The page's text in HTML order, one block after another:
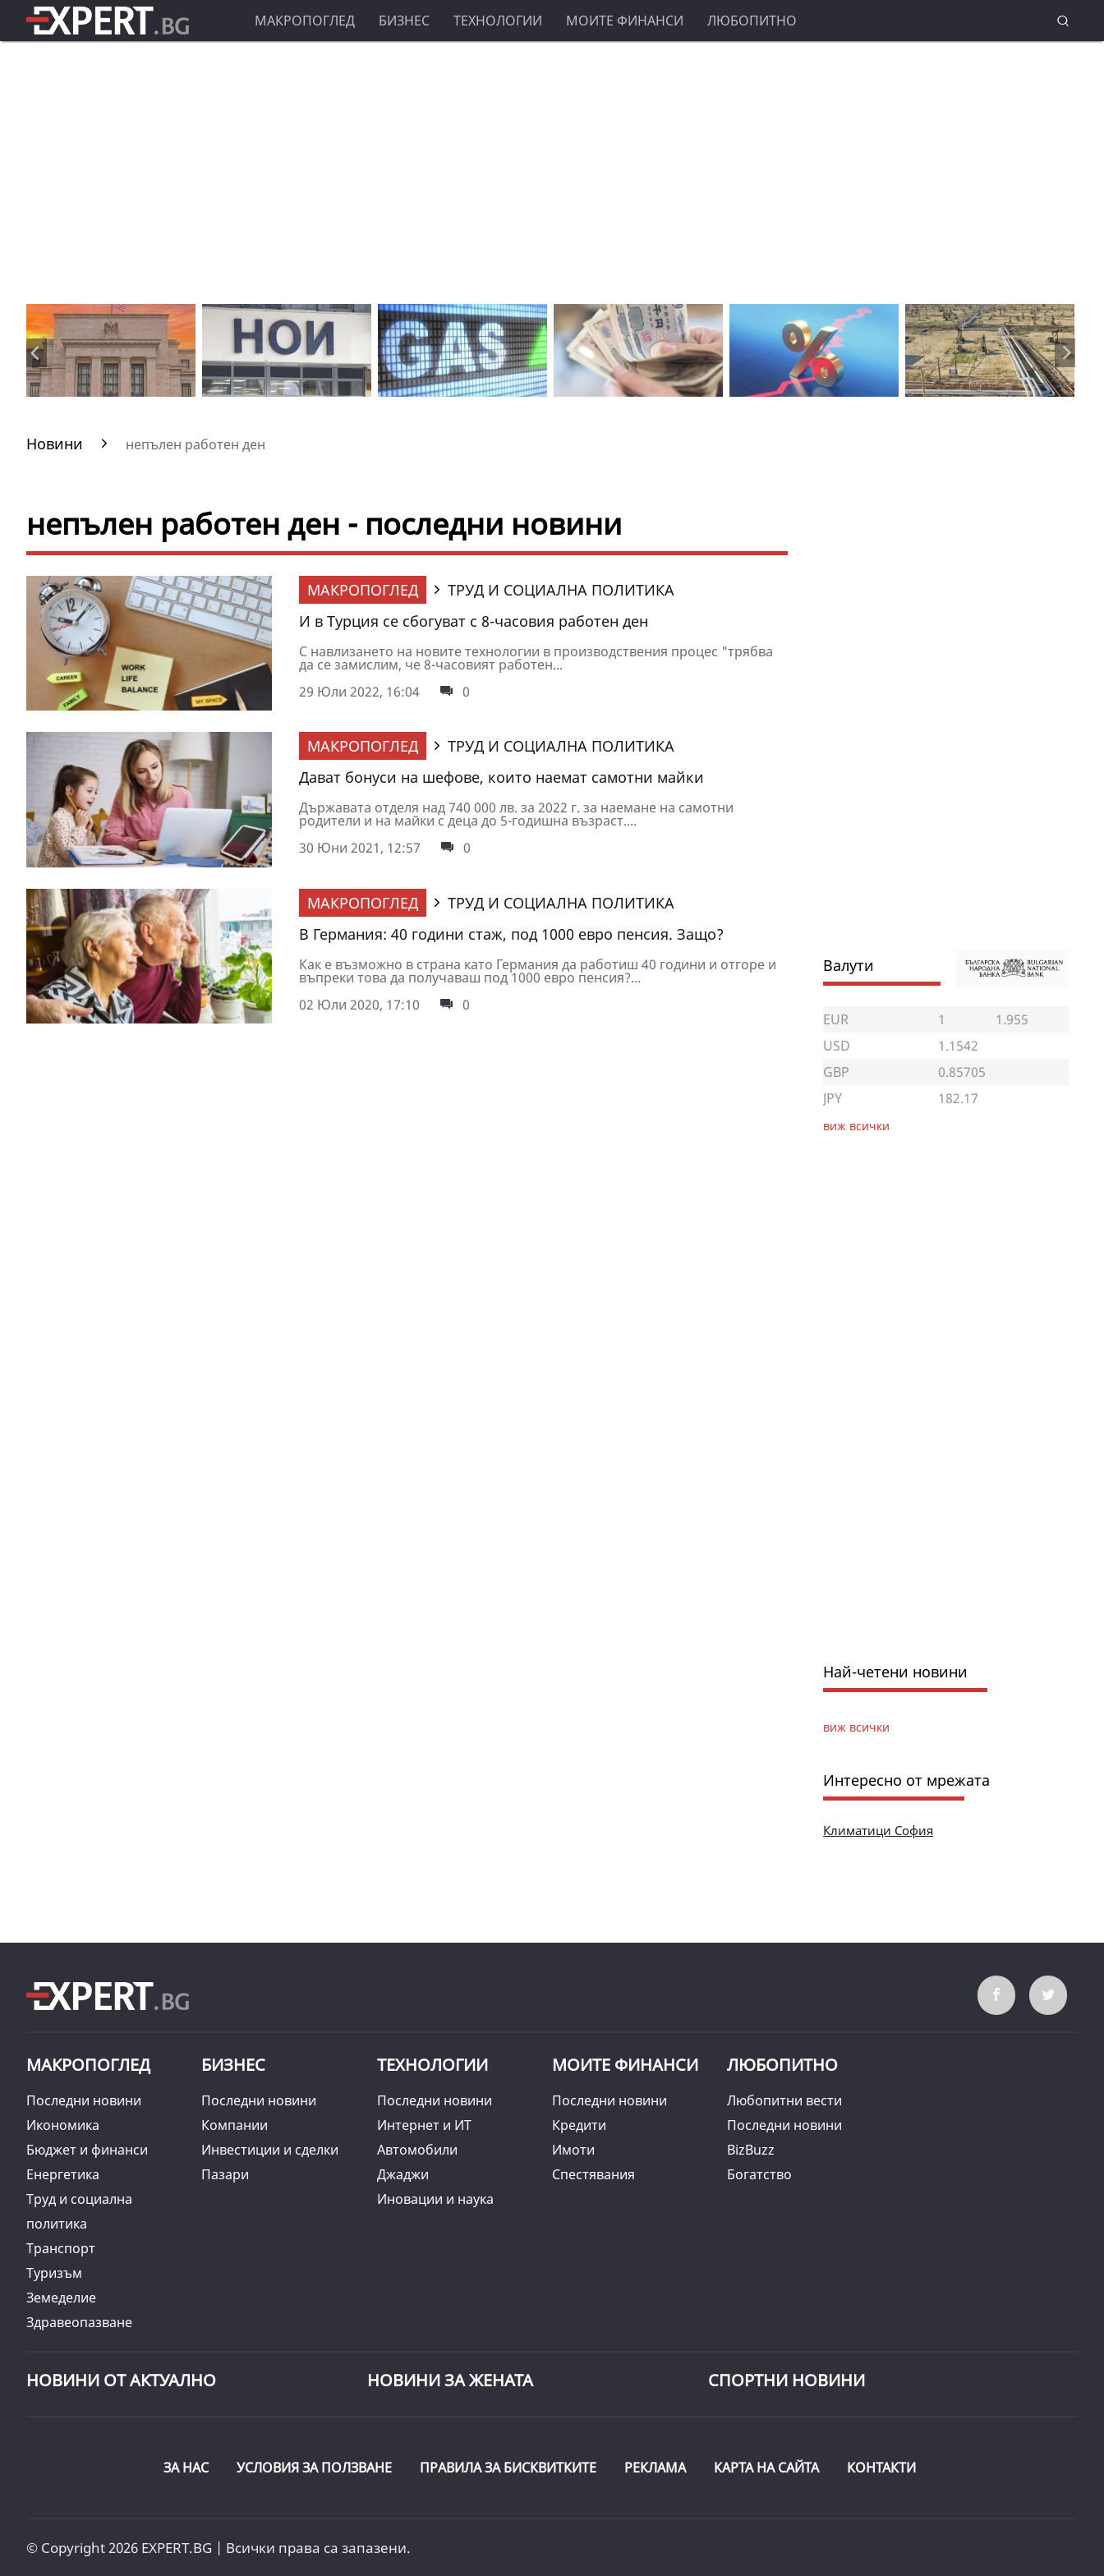
МАКРОПОГЛЕД БИЗНЕС ТЕХНОЛОГИИ МОИТЕ ФИНАНСИ ЛЮБОПИТНО
Новини непълен работен ден
непълен работен ден - последни новини
МАКРОПОГЛЕД
ТРУД И СОЦИАЛНА ПОЛИТИКА
И в Турция се сбогуват с 8-часовия работен ден
С навлизането на новите технологии в производствения процес "трябва
да се замислим, че 8-часовият работен...
29 Юли 2022, 16:04
0
МАКРОПОГЛЕД
ТРУД И СОЦИАЛНА ПОЛИТИКА
Дават бонуси на шефове, които наемат самотни майки
Държавата отделя над 740 000 лв. за 2022 г. за наемане на самотни
родители и на майки с деца до 5-годишна възраст....
30 Юни 2021, 12:57
0
МАКРОПОГЛЕД
ТРУД И СОЦИАЛНА ПОЛИТИКА
В Германия: 40 години стаж, под 1000 евро пенсия. Защо?
Как е възможно в страна като Германия да работиш 40 години и отгоре и
въпреки това да получаваш под 1000 евро пенсия?...
02 Юли 2020, 17:10
0
Валути
EUR 1
1.955
USD
1.1542
GBP
0.85705
JPY
182.17
виж всички
Най-четени новини
виж всички
Интересно от мрежата
Климатици София
МАКРОПОГЛЕД
Последни новини
Икономика
Бюджет и финанси
Енергетика
Труд и социална
политика
Транспорт
Туризъм
Земеделие
Здравеопазване
БИЗНЕС
Последни новини
Компании
Инвестиции и сделки
Пазари
ТЕХНОЛОГИИ
Последни новини
Интернет и ИТ
Автомобили
Джаджи
Иновации и наука
МОИТЕ ФИНАНСИ
Последни новини
Кредити
Имоти
Спестявания
ЛЮБОПИТНО
Любопитни вести
Последни новини
BizBuzz
Богатство
НОВИНИ ОТ АКТУАЛНО НОВИНИ ЗА ЖЕНАТА СПОРТНИ НОВИНИ
ЗА НАС УСЛОВИЯ ЗА ПОЛЗВАНЕ ПРАВИЛА ЗА БИСКВИТКИТЕ РЕКЛАМА КАРТА НА САЙТА КОНТАКТИ
© Copyright 2026 EXPERT.BG | Всички права са запазени.